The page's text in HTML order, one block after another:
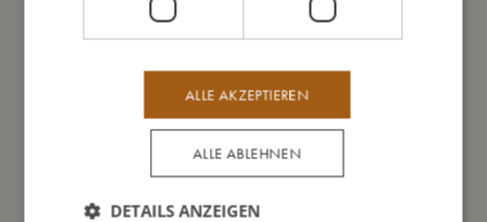
Daraus bin ich gemacht
So kannst Du mich pflegenALLE AKZEPTIEREN
ALLE ABLEHNEN
DETAILS ANZEIGEN